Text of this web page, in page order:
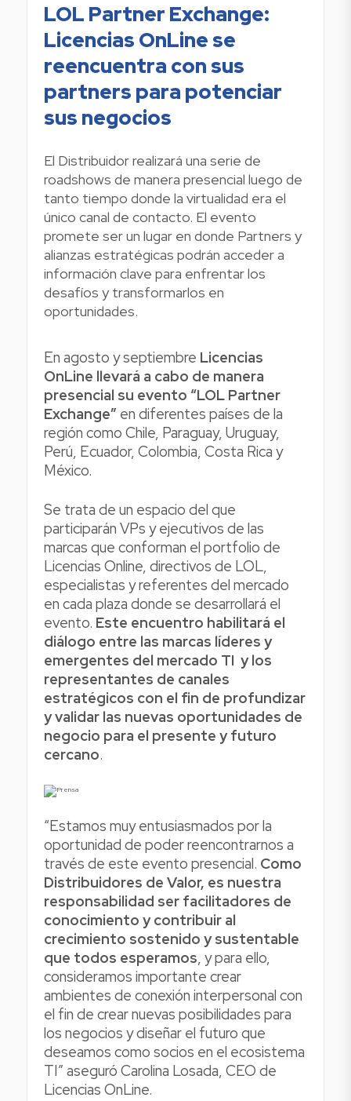
LOL Partner Exchange:
Licencias OnLine se
reencuentra con sus
partners para potenciar
sus negocios
El Distribuidor realizará una serie de
roadshows de manera presencial luego de
tanto tiempo donde la virtualidad era el
único canal de contacto. El evento
promete ser un lugar en donde Partners y
alianzas estratégicas podrán acceder a
información clave para enfrentar los
desafíos y transformarlos en
oportunidades.
En agosto y septiembre Licencias
OnLine llevará a cabo de manera
presencial su evento “LOL Partner
Exchange” en diferentes países de la
región como Chile, Paraguay, Uruguay,
Perú, Ecuador, Colombia, Costa Rica y
México.
Se trata de un espacio del que
participarán VPs y ejecutivos de las
marcas que conforman el portfolio de
Licencias Online, directivos de LOL,
especialistas y referentes del mercado
en cada plaza donde se desarrollará el
evento. Este encuentro habilitará el
diálogo entre las marcas líderes y
emergentes del mercado TI y los
representantes de canales
estratégicos con el fin de profundizar
y validar las nuevas oportunidades de
negocio para el presente y futuro
cercano.
“Estamos muy entusiasmados por la
oportunidad de poder reencontrarnos a
través de este evento presencial. Como
Distribuidores de Valor, es nuestra
responsabilidad ser facilitadores de
conocimiento y contribuir al
crecimiento sostenido y sustentable
que todos esperamos, y para ello,
consideramos importante crear
ambientes de conexión interpersonal con
el fin de crear nuevas posibilidades para
los negocios y diseñar el futuro que
deseamos como socios en el ecosistema
TI” aseguró Carolina Losada, CEO de
Licencias OnLine.